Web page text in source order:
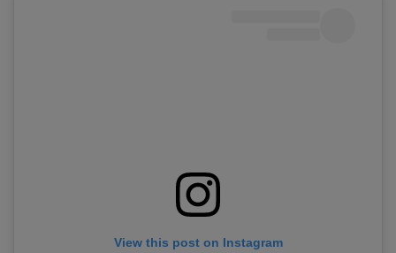
View this post on Instagram